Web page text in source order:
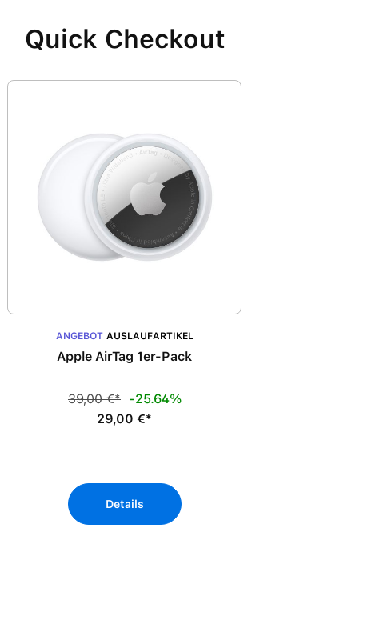
Quick Checkout
ANGEBOT AUSLAUFARTIKEL
Apple AirTag 1er-Pack
39,00 €* -25.64%
29,00 €*
Details